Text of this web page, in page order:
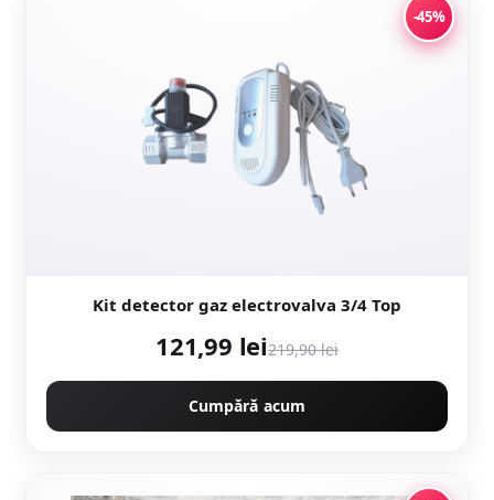
-45%
Kit detector gaz electrovalva 3/4 Top
121,99 lei219,90 lei
Cumpără acum